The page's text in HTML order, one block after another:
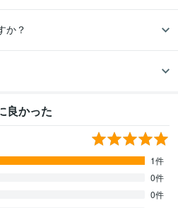
か？
良かった
1件
0件
0件